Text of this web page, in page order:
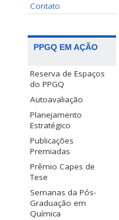
Contato
PPGQ EM AÇÃO
Reserva de Espaços
do PPGQ
Autoavaliação
Planejamento
Estratégico
Publicações
Premiadas
Prêmio Capes de
Tese
Semanas da Pós-
Graduação em
Química